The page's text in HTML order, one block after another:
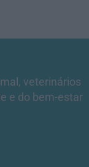
veterinários
e do bem-estar